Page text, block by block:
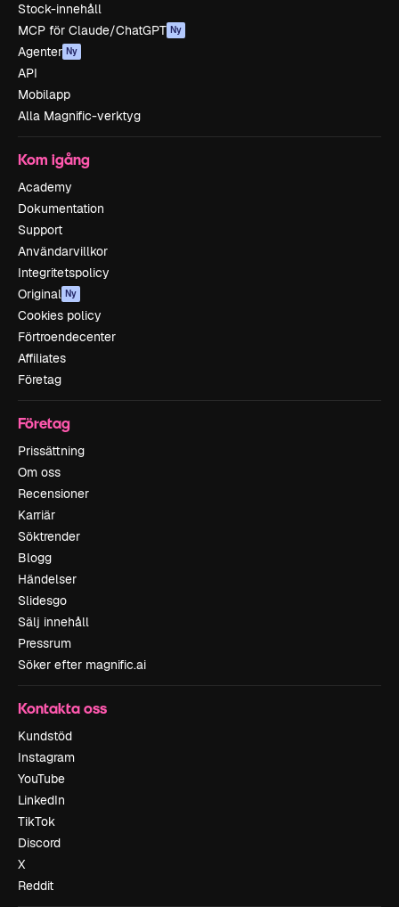
Stock-innehåll
MCP för Claude/ChatGPT Ny
Agenter Ny
API
Mobilapp
Alla Magnific-verktyg
Kom igång
Academy
Dokumentation
Support
Användarvillkor
Integritetspolicy
Original Ny
Cookies policy
Förtroendecenter
Affiliates
Företag
Företag
Prissättning
Om oss
Recensioner
Karriär
Söktrender
Blogg
Händelser
Slidesgo
Sälj innehåll
Pressrum
Söker efter magnific.ai
Kontakta oss
Kundstöd
Instagram
YouTube
LinkedIn
TikTok
Discord
X
Reddit